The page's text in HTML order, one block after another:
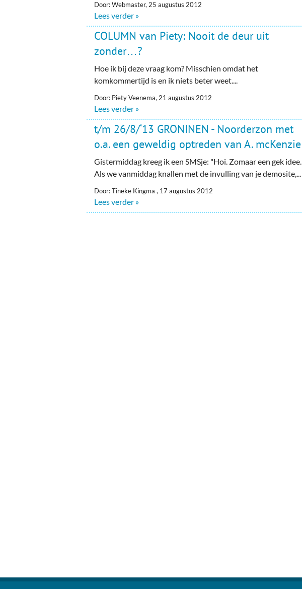
Door: Webmaster, 25 augustus 2012
Lees verder »
COLUMN van Piety: Nooit de deur uit
zonder…?
Hoe ik bij deze vraag kom? Misschien omdat het
komkommertijd is en ik niets beter weet....
Door: Piety Veenema, 21 augustus 2012
Lees verder »
t/m 26/8/‘13 GRONINEN - Noorderzon met
o.a. een geweldig optreden van A. mcKenzie
Gistermiddag kreeg ik een SMSje: "Hoi. Zomaar een gek idee.
Als we vanmiddag knallen met de invulling van je demosite,...
Door: Tineke Kingma , 17 augustus 2012
Lees verder »